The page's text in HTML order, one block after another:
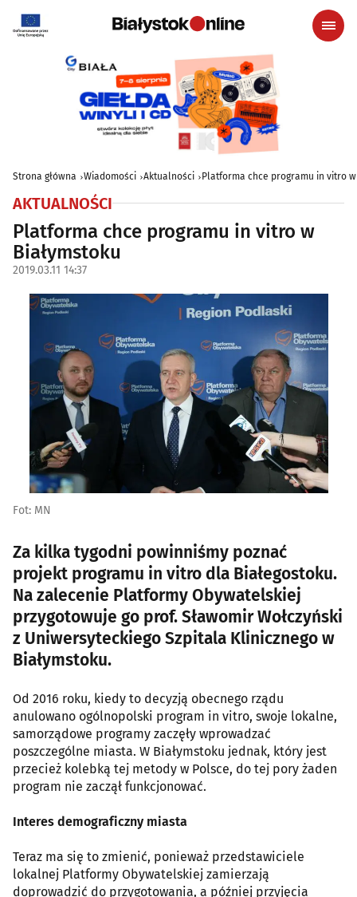
Strona główna Wiadomości Aktualności Platforma chce programu in vitro w
AKTUALNOŚCI
Platforma chce programu in vitro w
Białymstoku
2019.03.11 14:37
Fot: MN
Za kilka tygodni powinniśmy poznać
projekt programu in vitro dla Białegostoku.
Na zalecenie Platformy Obywatelskiej
przygotowuje go prof. Sławomir Wołczyński
z Uniwersyteckiego Szpitala Klinicznego w
Białymstoku.
Od 2016 roku, kiedy to decyzją obecnego rządu
anulowano ogólnopolski program in vitro, swoje lokalne,
samorządowe programy zaczęły wprowadzać
poszczególne miasta. W Białymstoku jednak, który jest
przecież kolebką tej metody w Polsce, do tej pory żaden
program nie zaczął funkcjonować.
Interes demograficzny miasta
Teraz ma się to zmienić, ponieważ przedstawiciele
lokalnej Platformy Obywatelskiej zamierzają
doprowadzić do przygotowania, a później przyjęcia